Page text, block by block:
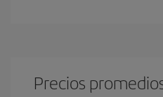
Precios